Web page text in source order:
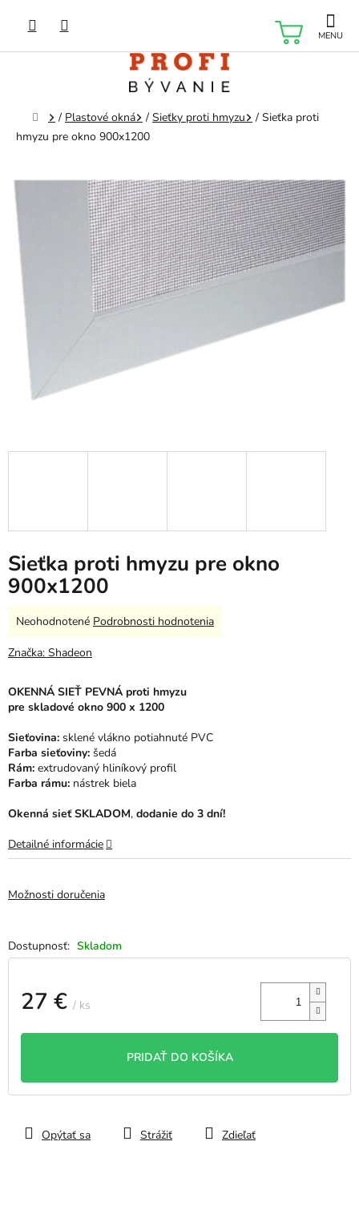
obsah
Domov
/ Plastové okná / Sieťky proti hmyzu / Sieťka proti
hmyzu pre okno 900x1200
Sieťka proti hmyzu pre okno
900x1200
Skladom
Možnosti doručenia
27 € / ks
PRIDAŤ DO KOŠÍKA
OKENNÁ SIEŤ PEVNÁ proti hmyzu
pre skladové okno 900 x 1200
Sieťovina: sklené vlákno potiahnuté PVC
Farba sieťoviny: šedá
Rám: extrudovaný hliníkový profil
Farba rámu: nástrek biela
Okenná sieť SKLADOM, dodanie do 3 dní!
Detailné informácie
Opýtať sa Strážiť Zdieľať
Priemerné
produktu
z
5
Neohodnotené Podrobnosti hodnotenia
Značka: Shadeon